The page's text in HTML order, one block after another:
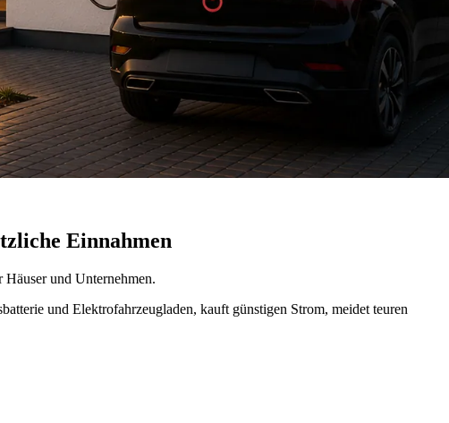
Einnahmen
und Unternehmen.
und Elektrofahrzeugladen, kauft günstigen Strom, meidet teuren